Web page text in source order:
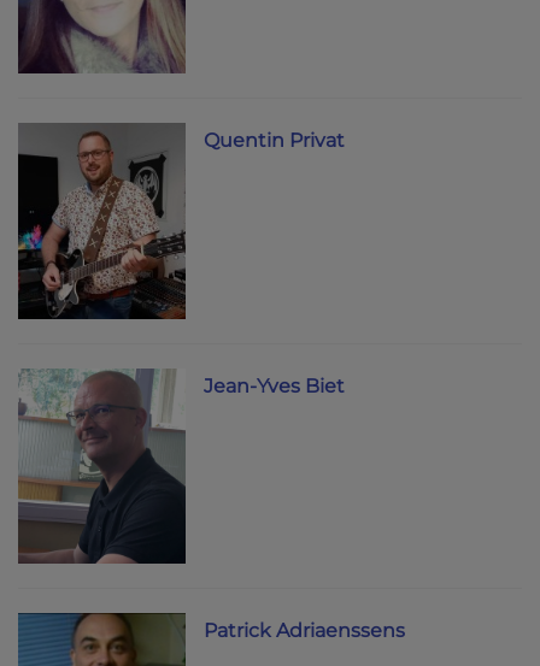
Quentin Privat
Jean-Yves Biet
Patrick Adriaenssens